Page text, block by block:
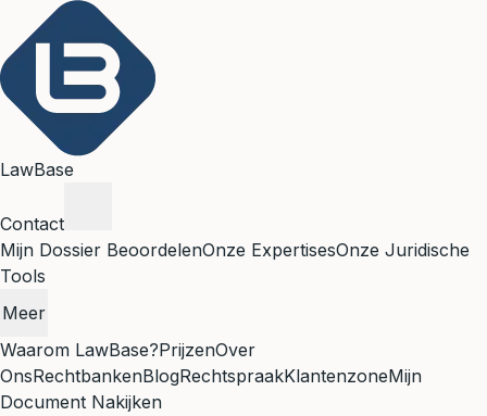
LawBase
Contact
Mijn Dossier BeoordelenOnze ExpertisesOnze Juridische
Tools
Meer
Waarom LawBase?PrijzenOver
OnsRechtbankenBlogRechtspraakKlantenzoneMijn
Document Nakijken